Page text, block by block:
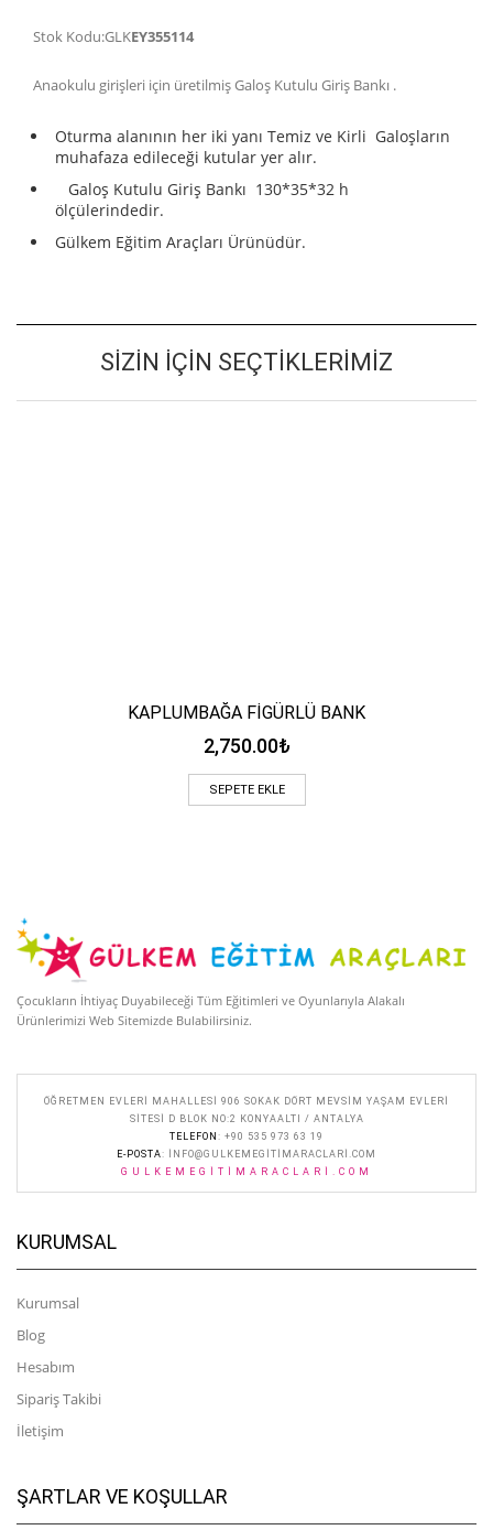
Stok Kodu:GLKEY355114
Anaokulu girişleri için üretilmiş Galoş Kutulu Giriş Bankı .
Oturma alanının her iki yanı Temiz ve Kirli Galoşların
muhafaza edileceği kutular yer alır.
Galoş Kutulu Giriş Bankı 130*35*32 h
ölçülerindedir.
Gülkem Eğitim Araçları Ürünüdür.
SIZIN İÇIN SEÇTIKLERIMIZ
KAPLUMBAĞA FİGÜRLÜ BANK
2,750.00₺
SEPETE EKLE
Çocukların İhtiyaç Duyabileceği Tüm Eğitimleri ve Oyunlarıyla Alakalı
Ürünlerimizi Web Sitemizde Bulabilirsiniz.
ÖĞRETMEN EVLERI MAHALLESI 906 SOKAK DÖRT MEVSIM YAŞAM EVLERI
SITESI D BLOK NO:2 KONYAALTI / ANTALYA
TELEFON : +90 535 973 63 19
E-POSTA:
INFO@GULKEMEGITIMARACLARI.COM
GULKEMEGITIMARACLARI.COM
KURUMSAL
Kurumsal
Blog
Hesabım
Sipariş Takibi
İletişim
ŞARTLAR VE KOŞULLAR